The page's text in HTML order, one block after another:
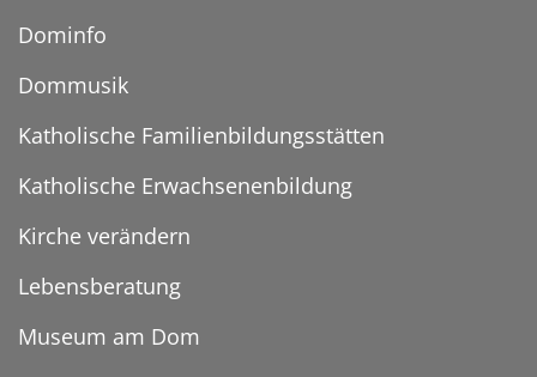
Dominfo
Dommusik
Katholische Familienbildungsstätten
Katholische Erwachsenenbildung
Kirche verändern
Lebensberatung
Museum am Dom